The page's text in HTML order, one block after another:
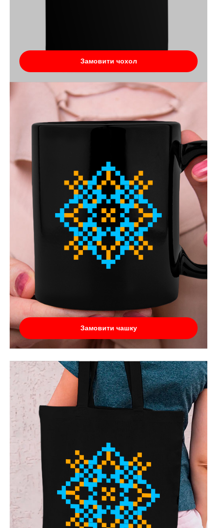
Замовити чохол
Замовити чашку